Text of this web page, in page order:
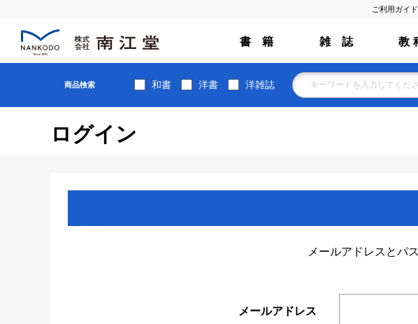
ご利用ガイド
書 籍 雑 誌 教
商品検索 和書 洋書 洋雑誌
ログイン
メールアドレスとパ
メールアドレス